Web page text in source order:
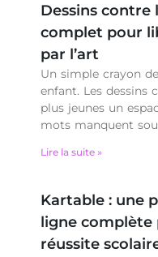
Dessins contre
complet pour
par l’art
Un simple crayon
enfant. Les dessins
plus jeunes un
mots manquent
Lire la suite »
Kartable : une
ligne complète
réussite